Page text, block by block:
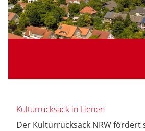
Kulturrucksack in Lienen
Der Kulturrucksack NRW fördert